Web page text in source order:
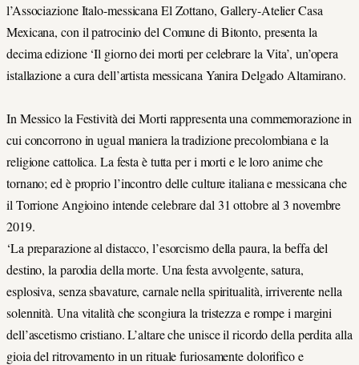
l’Associazione Italo-messicana El Zottano, Gallery-Atelier Casa
Mexicana, con il patrocinio del Comune di Bitonto, presenta la
decima edizione ‘Il giorno dei morti per celebrare la Vita’, un’opera
istallazione a cura dell’artista messicana Yanira Delgado Altamirano.
In Messico la Festività dei Morti rappresenta una commemorazione in
cui concorrono in ugual maniera la tradizione precolombiana e la
religione cattolica. La festa è tutta per i morti e le loro anime che
tornano; ed è proprio l’incontro delle culture italiana e messicana che
il Torrione Angioino intende celebrare dal 31 ottobre al 3 novembre
2019.
‘La preparazione al distacco, l’esorcismo della paura, la beffa del
destino, la parodia della morte. Una festa avvolgente, satura,
esplosiva, senza sbavature, carnale nella spiritualità, irriverente nella
solennità. Una vitalità che scongiura la tristezza e rompe i margini
dell’ascetismo cristiano. L’altare che unisce il ricordo della perdita alla
gioia del ritrovamento in un rituale furiosamente dolorifico e